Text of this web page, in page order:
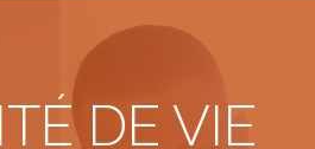
DE VIE